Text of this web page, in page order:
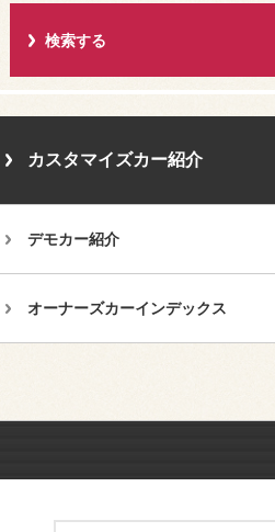
カスタマイズカー紹介
デモカー紹介
オーナーズカーインデックス